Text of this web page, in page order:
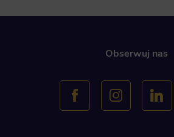
Obserwuj nas